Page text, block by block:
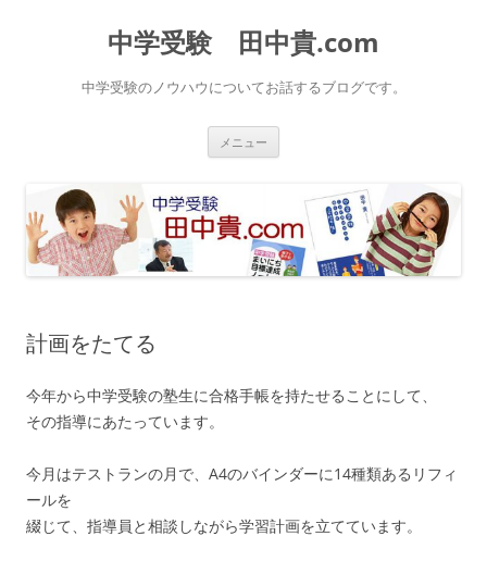
中学受験 田中貴.com
中学受験のノウハウについてお話するブログです。
メニュー
ス
キ
ッ
プ
計画をたてる
今年から中学受験の塾生に合格手帳を持たせることにして、
その指導にあたっています。
今月はテストランの月で、A4のバインダーに14種類あるリフィ
ールを
綴じて、指導員と相談しながら学習計画を立てています。